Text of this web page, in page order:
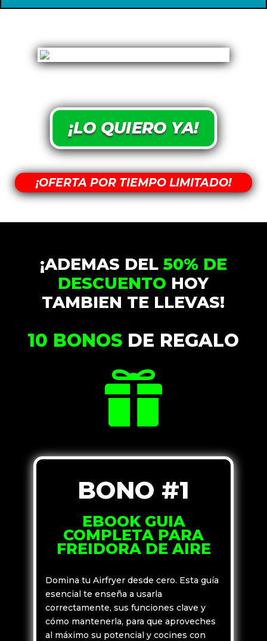
¡LO QUIERO YA!
¡OFERTA POR TIEMPO LIMITADO!
¡ADEMAS DEL 50% DE
DESCUENTO HOY
TAMBIEN TE LLEVAS!
10 BONOS DE REGALO

BONO #1
EBOOK GUIA
COMPLETA PARA
FREIDORA DE AIRE
Domina tu Airfryer desde cero. Esta guía
esencial te enseña a usarla
correctamente, sus funciones clave y
cómo mantenerla, para que aproveches
al máximo su potencial y cocines con